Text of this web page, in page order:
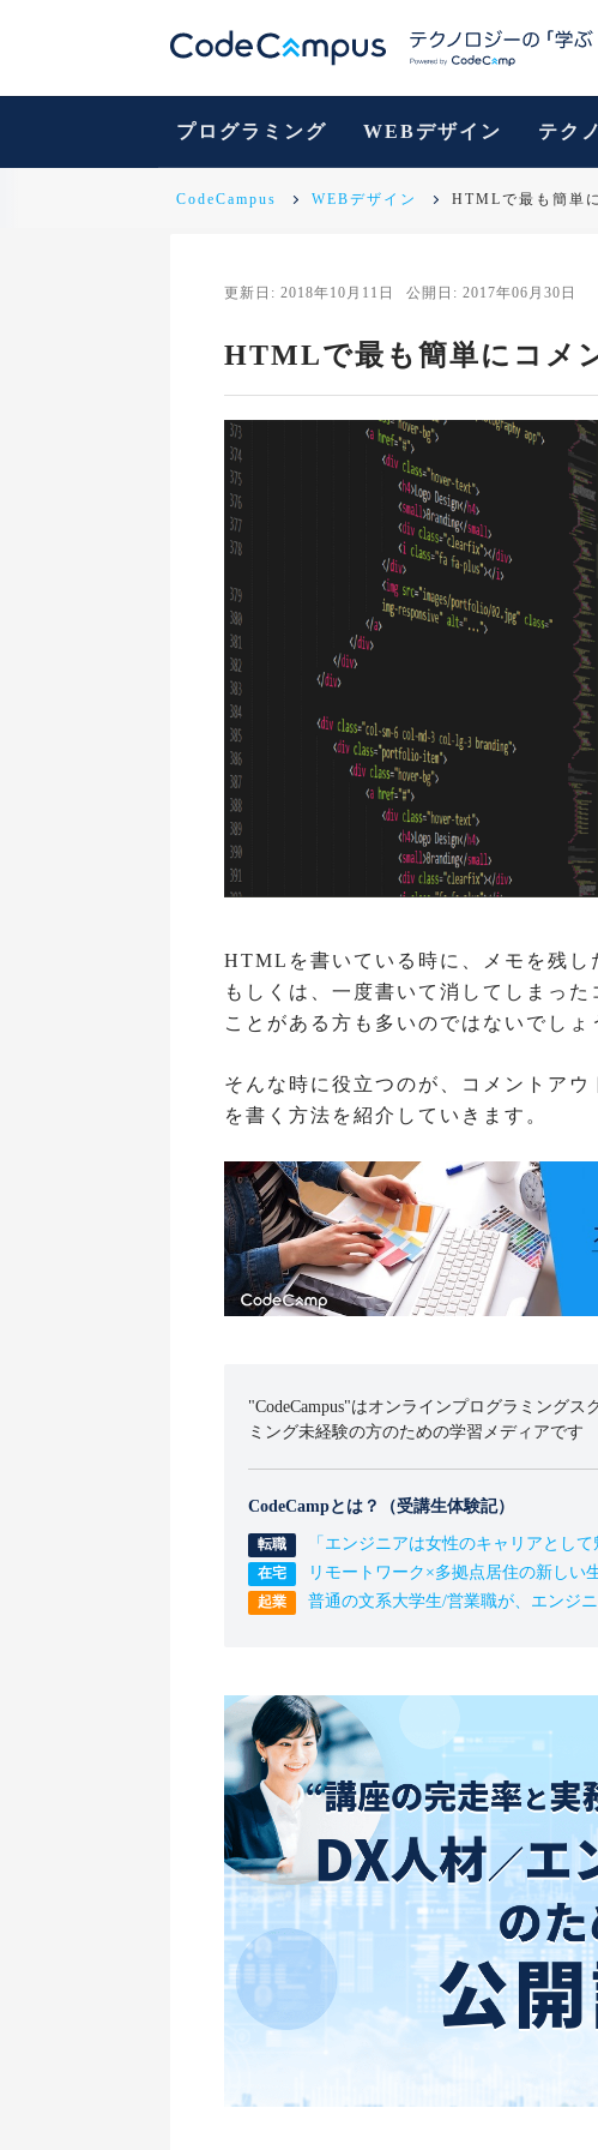
プログラミング WEBデザイン テク
CodeCampus WEBデザイン HTMLで最も簡単
更新日: 2018年10月11日 公開日: 2017年06月30日
HTMLで最も簡単にコメ
HTMLを書いている時に、メモを残し
もしくは、一度書いて消してしまっ
ことがある方も多いのではないでしょ
そんな時に役立つのが、コメントア
を書く方法を紹介していきます。
"CodeCampus"はオンラインプログラミングス
ミング未経験の方のための学習メディアです
CodeCampとは？（受講生体験記）
「エンジニアは女性のキャリアとし
リモートワーク×多拠点居住の新しい
普通の文系大学生/営業職が、エンジ